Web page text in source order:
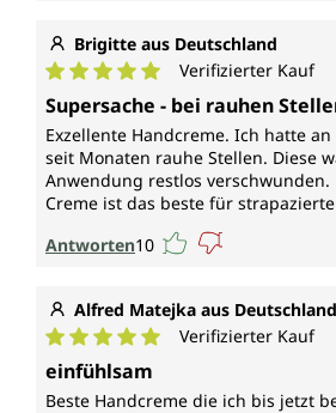
Brigitte aus Deutschland
Durchschnittliche Bewertung
Verifizierter Kauf
Supersache - bei rauhen
Exzellente Handcreme. Ich hatte
seit Monaten rauhe Stellen. Diese
Anwendung restlos
Creme ist das beste für
Antworten10
Alfred Matejka aus Deutschland
Durchschnittliche Bewertung
Verifizierter Kauf
einfühlsam
Beste Handcreme die ich bis jetzt